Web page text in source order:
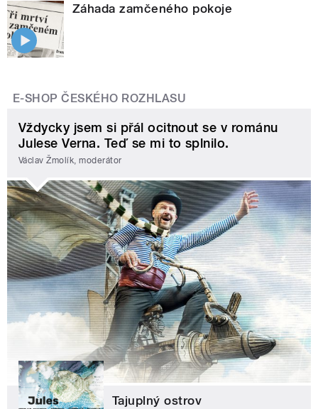
Záhada zamčeného pokoje
E-SHOP ČESKÉHO ROZHLASU
Vždycky jsem si přál ocitnout se v románu
Julese Verna. Teď se mi to splnilo.
Václav Žmolík, moderátor
Tajuplný ostrov